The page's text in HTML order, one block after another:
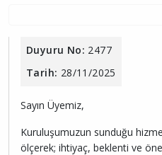
Duyuru No: 2477
Tarih: 28/11/2025
Sayın Üyemiz,
Kuruluşumuzun sunduğu
ölçerek; ihtiyaç, beklenti ve